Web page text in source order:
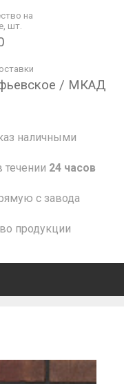
на
шт.
/ МКАД
наличными
течении 24 часов
с завода
продукции